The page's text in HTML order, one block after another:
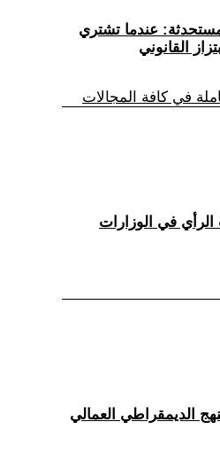
مستحدثة: عندما تشتري
القانوني
في كافة المجالات
الرأي في الوزارات
الديمقراطي العمالي